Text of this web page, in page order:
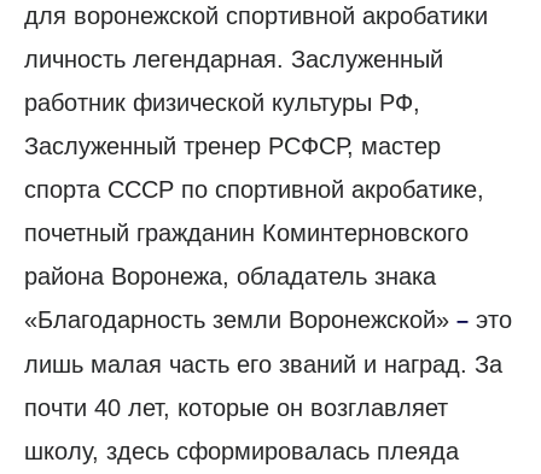
для воронежской спортивной акробатики
личность легендарная. Заслуженный
работник физической культуры РФ,
Заслуженный тренер РСФСР, мастер
спорта СССР по спортивной акробатике,
почетный гражданин Коминтерновского
района Воронежа, обладатель знака
«Благодарность земли Воронежской» – это
лишь малая часть его званий и наград. За
почти 40 лет, которые он возглавляет
школу, здесь сформировалась плеяда